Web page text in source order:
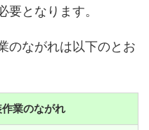
要となります。
のながれは以下のとお
業のながれ